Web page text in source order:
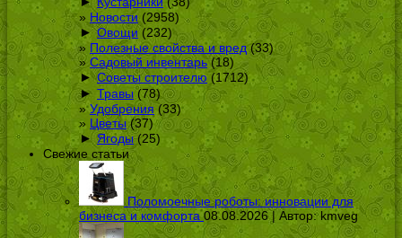
Новости (2958)
► Овощи(232)
Полезные свойства и вред(33)
Садовый инвентарь(18)
► Советы строителю(1712)
► Травы(78)
Удобрения (33)
Цветы(37)
► Ягоды(25)
Свежие статьи
Поломоечные роботы: инновации для
бизнеса и комфорта 08.08.2026 | Автор:kmveg